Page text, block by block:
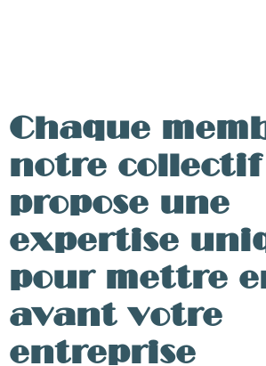
Chaque
notre collectif
propose une
expertise
pour mettre
avant votre
entreprise
Stratégie de
événementielle
pour poser des bases solides et
votre projet.